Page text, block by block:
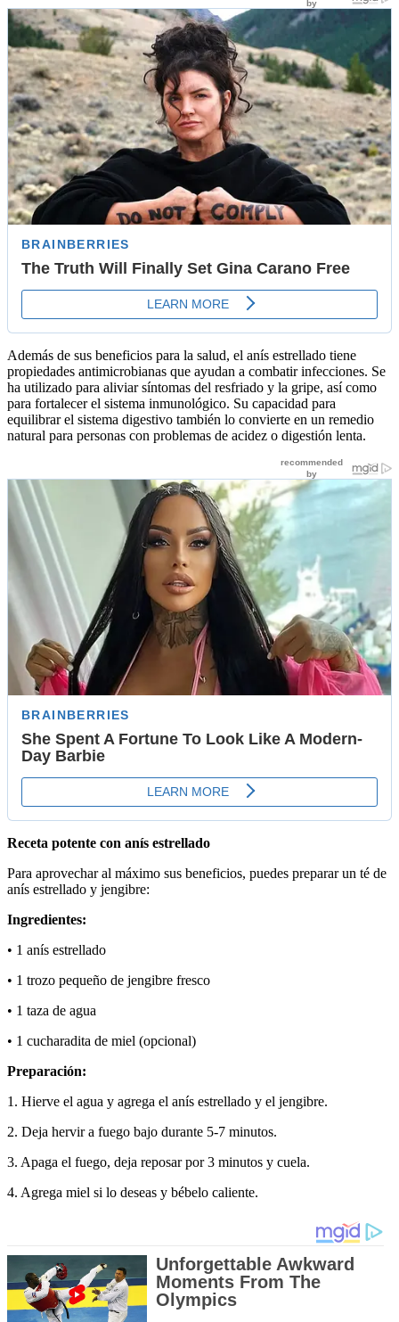
Además de sus beneficios para la salud, el anís estrellado tiene
propiedades antimicrobianas que ayudan a combatir infecciones. Se
ha utilizado para aliviar síntomas del resfriado y la gripe, así como
para fortalecer el sistema inmunológico. Su capacidad para
equilibrar el sistema digestivo también lo convierte en un remedio
natural para personas con problemas de acidez o digestión lenta.
Receta potente con anís estrellado
Para aprovechar al máximo sus beneficios, puedes preparar un té de
anís estrellado y jengibre:
Ingredientes:
• 1 anís estrellado
• 1 trozo pequeño de jengibre fresco
• 1 taza de agua
• 1 cucharadita de miel (opcional)
Preparación:
1. Hierve el agua y agrega el anís estrellado y el jengibre.
2. Deja hervir a fuego bajo durante 5-7 minutos.
3. Apaga el fuego, deja reposar por 3 minutos y cuela.
4. Agrega miel si lo deseas y bébelo caliente.